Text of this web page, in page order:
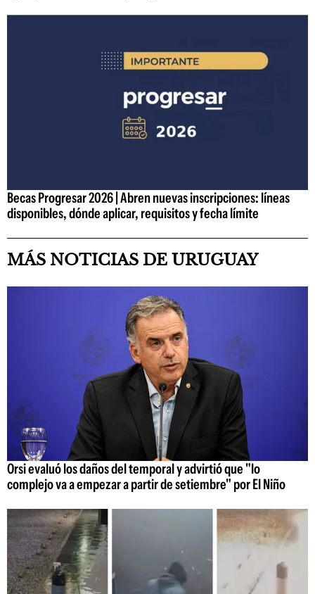
Becas Progresar 2026 | Abren nuevas inscripciones: líneas
disponibles, dónde aplicar, requisitos y fecha límite
MÁS NOTICIAS DE URUGUAY
Orsi evaluó los daños del temporal y advirtió que "lo
complejo va a empezar a partir de setiembre" por El Niño